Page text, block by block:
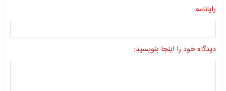
رایانامه
دیدگاه خود را اینجا بنویسید: